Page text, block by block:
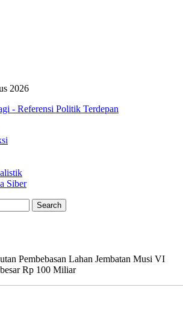
2026
- Referensi Politik Terdepan
Siber
Pembebasan Lahan Jembatan Musi VI
Rp 100 Miliar